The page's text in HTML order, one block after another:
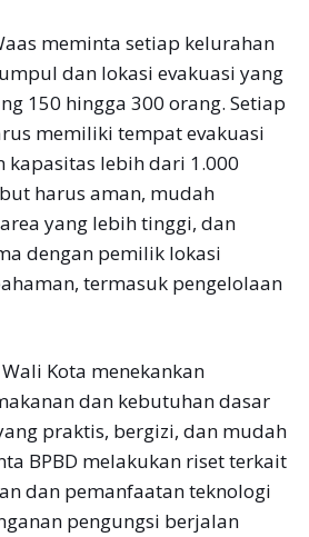
meminta setiap kelurahan
dan lokasi evakuasi yang
150 hingga 300 orang. Setiap
memiliki tempat evakuasi
kapasitas lebih dari 1.000
harus aman, mudah
yang lebih tinggi, dan
dengan pemilik lokasi
termasuk pengelolaan
Kota menekankan
dan kebutuhan dasar
praktis, bergizi, dan mudah
BPBD melakukan riset terkait
dan pemanfaatan teknologi
pengungsi berjalan